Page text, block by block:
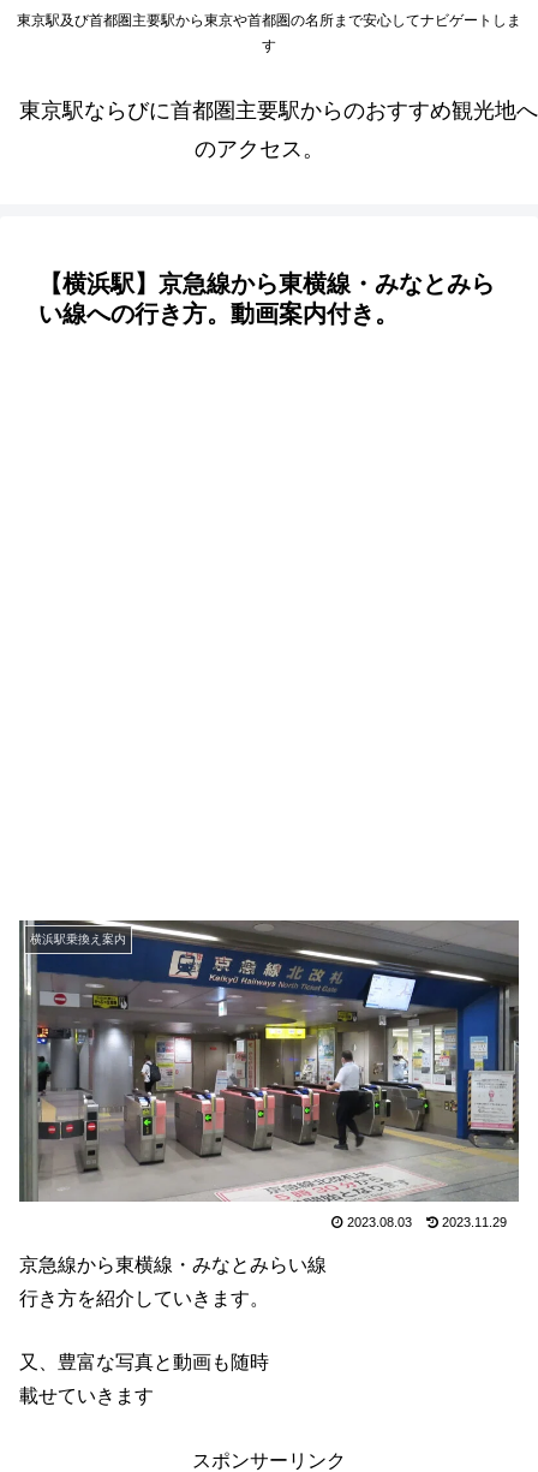
東京駅及び首都圏主要駅から東京や首都圏の名所まで安心してナビゲートしま
す
東京駅ならびに首都圏主要駅からのおすすめ観光地へ
のアクセス。
【横浜駅】京急線から東横線・みなとみら
い線への行き方。動画案内付き。
横浜駅乗換え案内
2023.08.03 2023.11.29
京急線から東横線・みなとみらい線
行き方を紹介していきます。
又、豊富な写真と動画も随時
載せていきます
スポンサーリンク